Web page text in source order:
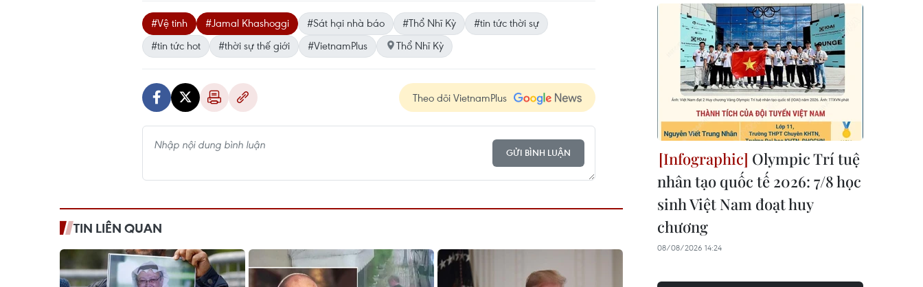
#Vệ tinh #Jamal Khashoggi #Sát hại nhà báo #Thổ Nhĩ Kỳ
#tin tức thời sự
#tin tức hot
#thời sự thế giới #VietnamPlus Thổ Nhĩ Kỳ
Theo dõi VietnamPlus
GỬI BÌNH LUẬN
TIN LIÊN QUAN
Olympic Trí tuệ
nhân tạo quốc tế 2026: 7/8 học
sinh Việt Nam đoạt huy
chương
08/08/2026 14:24